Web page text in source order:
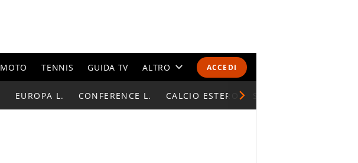
ACCEDI
MOTO TENNIS GUIDA TV ALTRO
CALENDARI E CLASSIFICHE
EUROPA L. CONFERENCE L. CALCIO ESTERO